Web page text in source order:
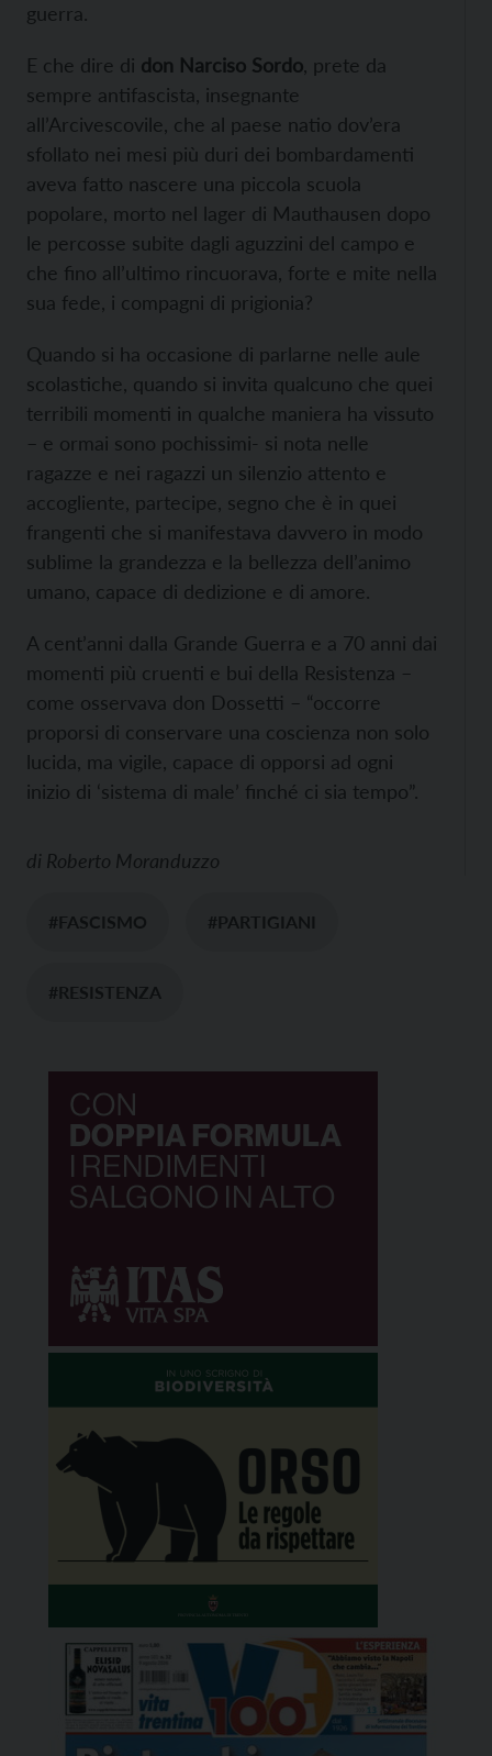
guerra.
E che dire di don Narciso Sordo , prete da
sempre antifascista, insegnante
all’Arcivescovile, che al paese natio dov’era
sfollato nei mesi più duri dei bombardamenti
aveva fatto nascere una piccola scuola
popolare, morto nel lager di Mauthausen dopo
le percosse subite dagli aguzzini del campo e
che fino all’ultimo rincuorava, forte e mite nella
sua fede, i compagni di prigionia?
Quando si ha occasione di parlarne nelle aule
scolastiche, quando si invita qualcuno che quei
terribili momenti in qualche maniera ha vissuto
– e ormai sono pochissimi- si nota nelle
ragazze e nei ragazzi un silenzio attento e
accogliente, partecipe, segno che è in quei
frangenti che si manifestava davvero in modo
sublime la grandezza e la bellezza dell’animo
umano, capace di dedizione e di amore.
A cent’anni dalla Grande Guerra e a 70 anni dai
momenti più cruenti e bui della Resistenza –
come osservava don Dossetti – “occorre
proporsi di conservare una coscienza non solo
lucida, ma vigile, capace di opporsi ad ogni
inizio di ‘sistema di male’ finché ci sia tempo”.
di Roberto Moranduzzo
#FASCISMO #PARTIGIANI
#RESISTENZA